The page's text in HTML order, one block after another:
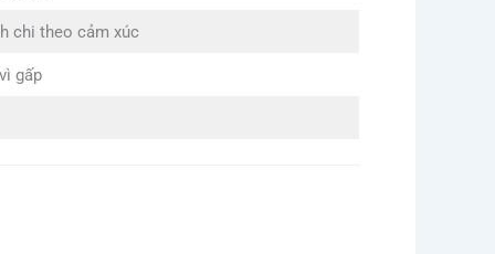
chi theo cảm xúc
gấp